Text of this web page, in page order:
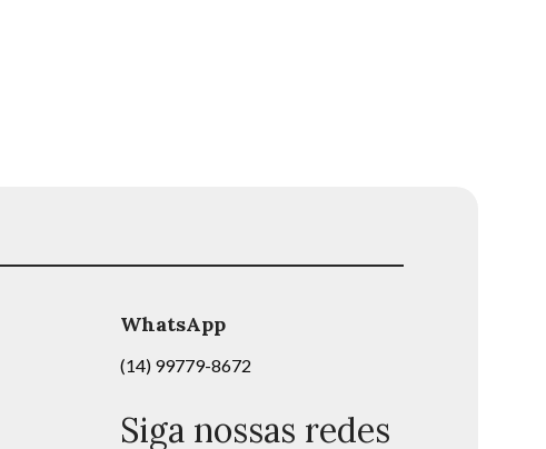
WhatsApp
(14) 99779-8672
Siga nossas redes